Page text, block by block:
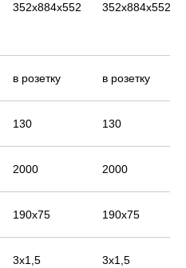
352x884x552 352x884x552
в розетку в розетку
130 130
2000 2000
190x75 190x75
3x1,5 3x1,5